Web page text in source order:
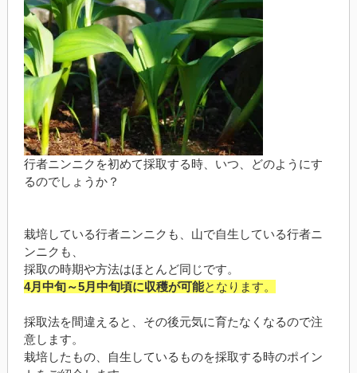
行者ニンニクを初めて採取する時、いつ、どのようにす
るのでしょうか？
栽培している行者ニンニクも、山で自生している行者ニ
ンニクも、
採取の時期や方法はほとんど同じです。
4月中旬～5月中旬頃に収穫が可能となります。
採取法を間違えると、その後元気に育たなくなるので注
意します。
栽培したもの、自生しているものを採取する時のポイン